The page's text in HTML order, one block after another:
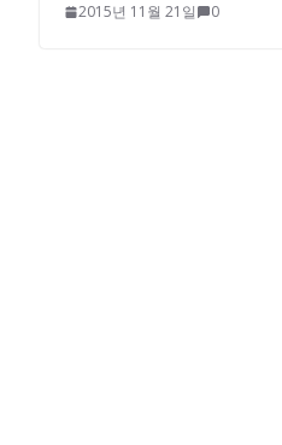
2015년 11월 21일 0